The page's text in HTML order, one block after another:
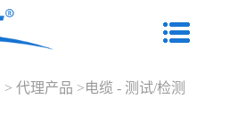
> 代理产品 >电缆 - 测试/检测